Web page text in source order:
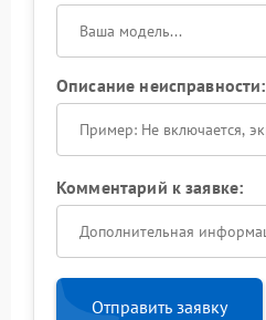
Описание неисправности:
Комментарий к заявке:
Отправить заявку